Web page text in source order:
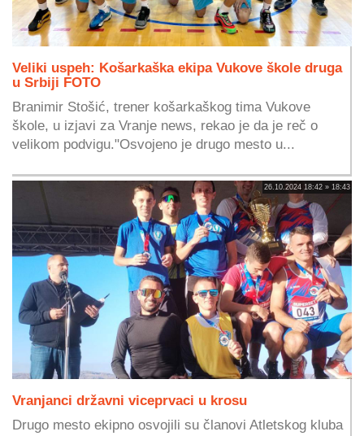
Veliki uspeh: Košarkaška ekipa Vukove škole druga
u Srbiji FOTO
Branimir Stošić, trener košarkaškog tima Vukove
škole, u izjavi za Vranje news, rekao je da je reč o
velikom podvigu."Osvojeno je drugo mesto u...
26.10.2024 18:42 » 18:43
Vranjanci državni viceprvaci u krosu
Drugo mesto ekipno osvojili su članovi Atletskog kluba